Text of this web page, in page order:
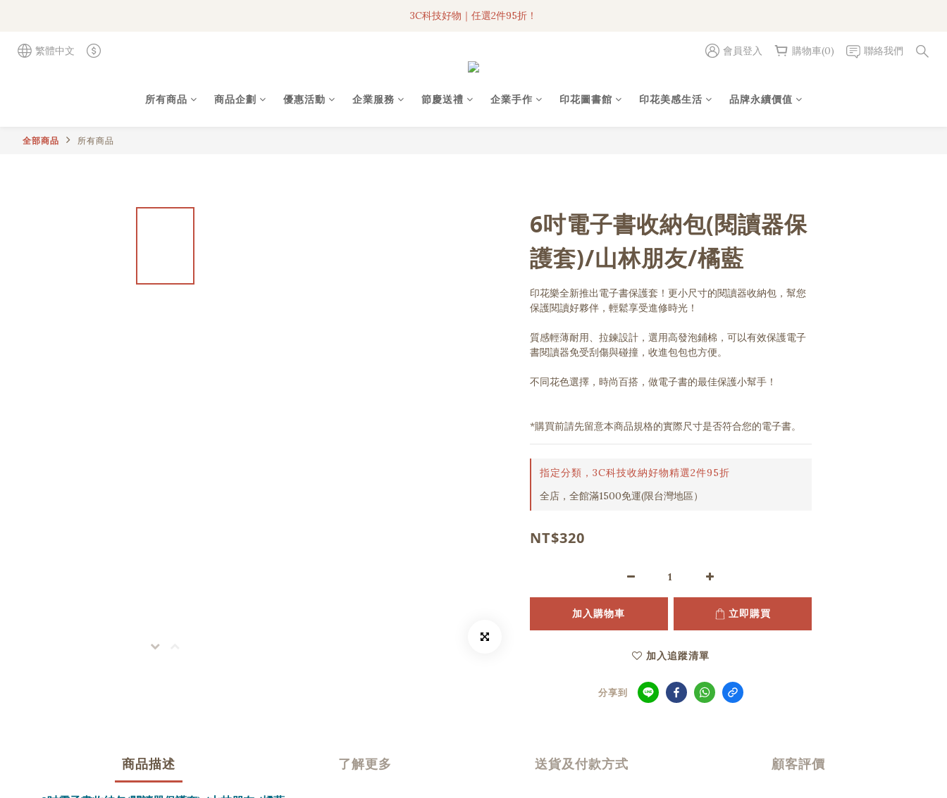
3C科技好物｜任選2件95折！
3C科技好物｜任選2件95折！
繁體中文 會員登入 購物車(0) 聯絡我們
所有商品 商品企劃 優惠活動 企業服務 節慶送禮 企業手作 印花圖書館 印花美感生活 品牌永續價值
全部商品 所有商品
6吋電子書收納包(閱讀器保
護套)/山林朋友/橘藍
印花樂全新推出電子書保護套！更小尺寸的閱讀器收納包，幫您
保護閱讀好夥伴，輕鬆享受進修時光！
質感輕薄耐用、拉鍊設計，選用高發泡鋪棉，可以有效保護電子
書閱讀器免受刮傷與碰撞，收進包包也方便。
不同花色選擇，時尚百搭，做電子書的最佳保護小幫手！
*購買前請先留意本商品規格的實際尺寸是否符合您的電子書。
指定分類，3C科技收納好物精選2件95折
全店，全館滿1500免運(限台灣地區）
NT$320
加入購物車 立即購買
加入追蹤清單
分享到
商品描述 了解更多 送貨及付款方式 顧客評價
立即購買